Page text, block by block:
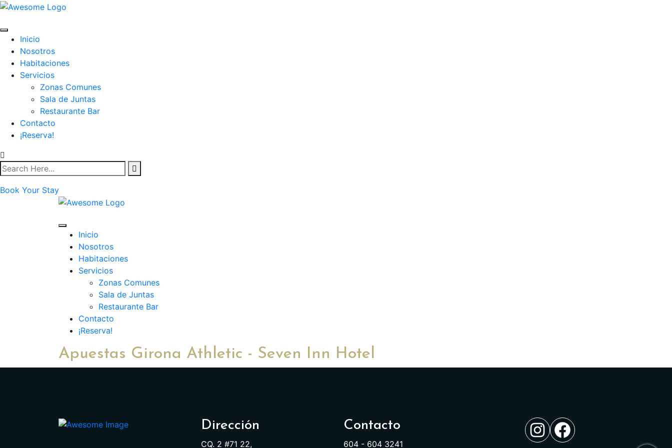
Inicio
Nosotros
Habitaciones
Servicios
Zonas Comunes
Sala de Juntas
Restaurante Bar
Contacto
¡Reserva!
Book Your Stay
Inicio
Nosotros
Habitaciones
Servicios
Zonas Comunes
Sala de Juntas
Restaurante Bar
Contacto
¡Reserva!
Apuestas Girona Athletic - Seven Inn Hotel
Dirección
CQ. 2 #71 22,
Contacto
604 - 604 3241 Instagram
Facebook